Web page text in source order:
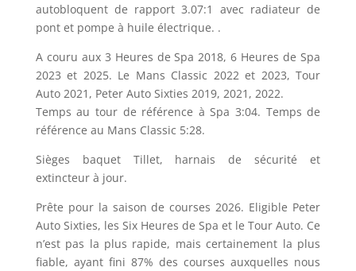
autobloquent de rapport 3.07:1 avec radiateur de
pont et pompe à huile électrique. .
A couru aux 3 Heures de Spa 2018, 6 Heures de Spa
2023 et 2025. Le Mans Classic 2022 et 2023, Tour
Auto 2021, Peter Auto Sixties 2019, 2021, 2022.
Temps au tour de référence à Spa 3:04. Temps de
référence au Mans Classic 5:28.
Sièges baquet Tillet, harnais de sécurité et
extincteur à jour.
Prête pour la saison de courses 2026. Eligible Peter
Auto Sixties, les Six Heures de Spa et le Tour Auto. Ce
n’est pas la plus rapide, mais certainement la plus
fiable, ayant fini 87% des courses auxquelles nous